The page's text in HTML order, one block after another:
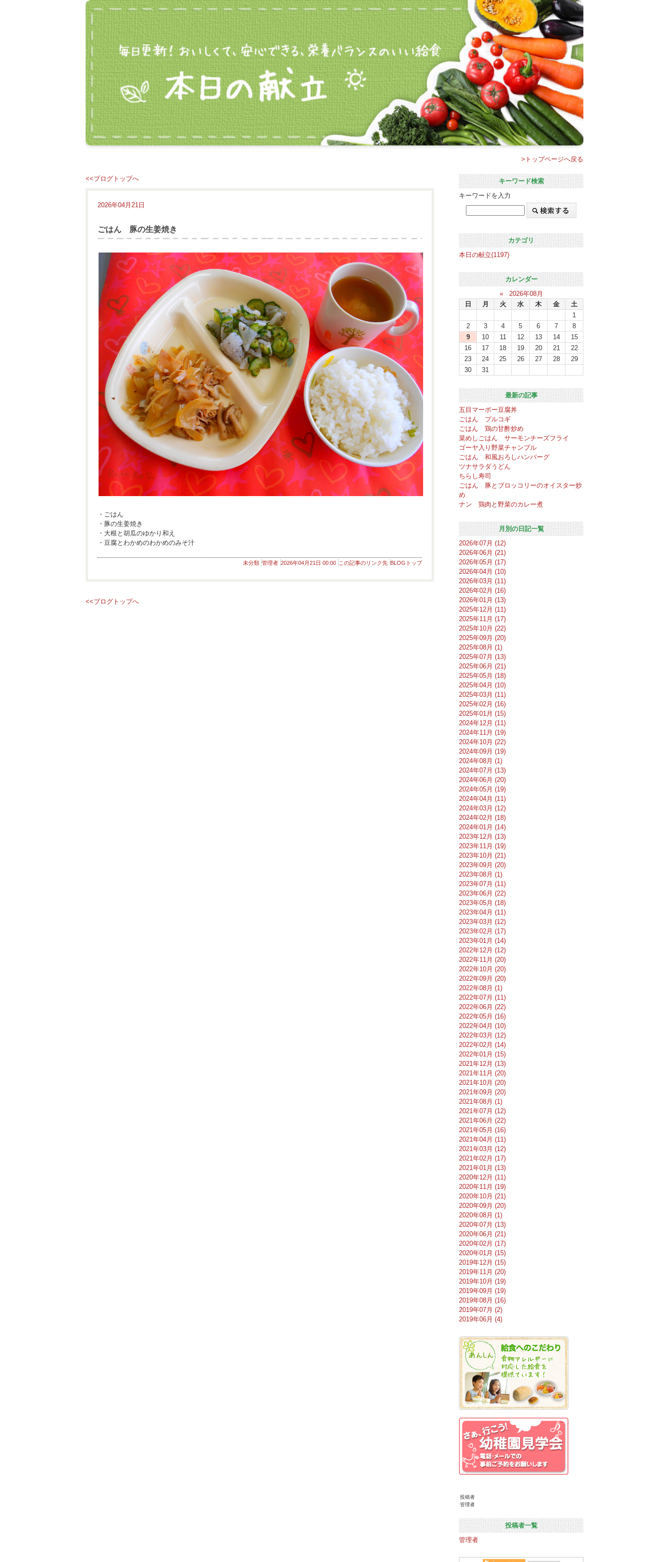
>トップページへ戻る
<<ブログトップへ
2026年04月21日
ごはん 豚の生姜焼き
・ごはん
・豚の生姜焼き
・大根と胡瓜のゆかり和え
・豆腐とわかめのわかめのみそ汁
未分類 管理者 2026年04月21日 00:00 この記事のリンク先 BLOGトップ
<<ブログトップへ
キーワード検索
キーワードを入力
カテゴリ
本日の献立(1197)
カレンダー
«
2026年08月
日
月 火 水 木 金
土
1
2
3 4 5 6 7
8
9
10 11 12 13 14
15
16
17 18 19 20 21
22
23
24 25 26 27 28
29
30
31
最新の記事
五目マーボー豆腐丼
ごはん プルコギ
ごはん 鶏の甘酢炒め
菜めしごはん サーモンチーズフライ
ゴーヤ入り野菜チャンプル
ごはん 和風おろしハンバーグ
ツナサラダうどん
ちらし寿司
ごはん 豚とブロッコリーのオイスター炒
め
ナン 鶏肉と野菜のカレー煮
月別の日記一覧
2026年07月 (12)
2026年06月 (21)
2026年05月 (17)
2026年04月 (10)
2026年03月 (11)
2026年02月 (16)
2026年01月 (13)
2025年12月 (11)
2025年11月 (17)
2025年10月 (22)
2025年09月 (20)
2025年08月 (1)
2025年07月 (13)
2025年06月 (21)
2025年05月 (18)
2025年04月 (10)
2025年03月 (11)
2025年02月 (16)
2025年01月 (15)
2024年12月 (11)
2024年11月 (19)
2024年10月 (22)
2024年09月 (19)
2024年08月 (1)
2024年07月 (13)
2024年06月 (20)
2024年05月 (19)
2024年04月 (11)
2024年03月 (12)
2024年02月 (18)
2024年01月 (14)
2023年12月 (13)
2023年11月 (19)
2023年10月 (21)
2023年09月 (20)
2023年08月 (1)
2023年07月 (11)
2023年06月 (22)
2023年05月 (18)
2023年04月 (11)
2023年03月 (12)
2023年02月 (17)
2023年01月 (14)
2022年12月 (12)
2022年11月 (20)
2022年10月 (20)
2022年09月 (20)
2022年08月 (1)
2022年07月 (11)
2022年06月 (22)
2022年05月 (16)
2022年04月 (10)
2022年03月 (12)
2022年02月 (14)
2022年01月 (15)
2021年12月 (13)
2021年11月 (20)
2021年10月 (20)
2021年09月 (20)
2021年08月 (1)
2021年07月 (12)
2021年06月 (22)
2021年05月 (16)
2021年04月 (11)
2021年03月 (12)
2021年02月 (17)
2021年01月 (13)
2020年12月 (11)
2020年11月 (19)
2020年10月 (21)
2020年09月 (20)
2020年08月 (1)
2020年07月 (13)
2020年06月 (21)
2020年02月 (17)
2020年01月 (15)
2019年12月 (15)
2019年11月 (20)
2019年10月 (19)
2019年09月 (19)
2019年08月 (16)
2019年07月 (2)
2019年06月 (4)
投稿者
管理者
投稿者一覧
管理者